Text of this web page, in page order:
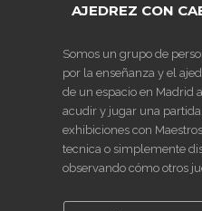
AJEDREZ CON
Somos un grupo de
por la enseñanza y el
de un espacio en Madrid
acudir y jugar una
exhibiciones con
tecnica o simplemente
observando cómo otros